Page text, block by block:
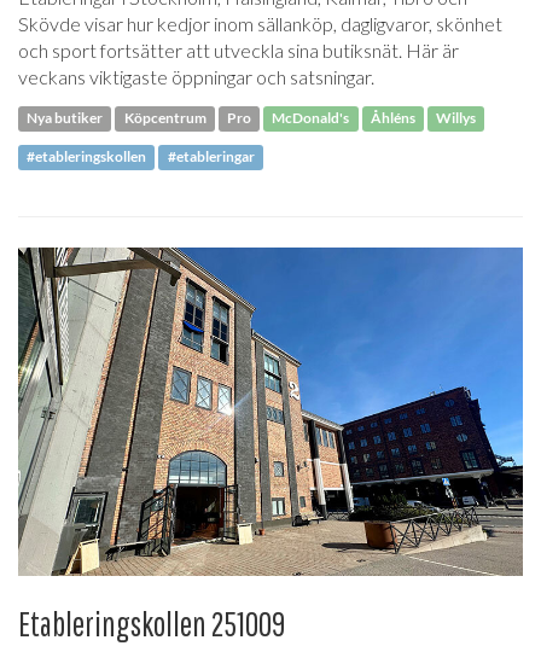
Skövde visar hur kedjor inom sällanköp, dagligvaror, skönhet
och sport fortsätter att utveckla sina butiksnät. Här är
veckans viktigaste öppningar och satsningar.
Nya butiker Köpcentrum Pro McDonald's Åhléns Willys
#etableringskollen #etableringar
Etableringskollen 251009